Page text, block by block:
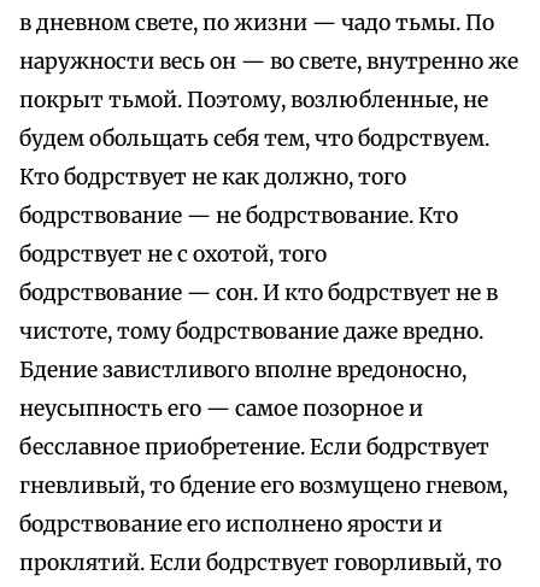
в дневном свете, по жизни — чадо тьмы. По
наружности весь он — во свете, внутренно же
покрыт тьмой. Поэтому, возлюбленные, не
будем обольщать себя тем, что бодрствуем.
Кто бодрствует не как должно, того
бодрствование — не бодрствование. Кто
бодрствует не с охотой, того
бодрствование — сон. И кто бодрствует не в
чистоте, тому бодрствование даже вредно.
Бдение завистливого вполне вредоносно,
неусыпность его — самое позорное и
бесславное приобретение. Если бодрствует
гневливый, то бдение его возмущено гневом,
бодрствование его исполнено ярости и
проклятий. Если бодрствует говорливый, то